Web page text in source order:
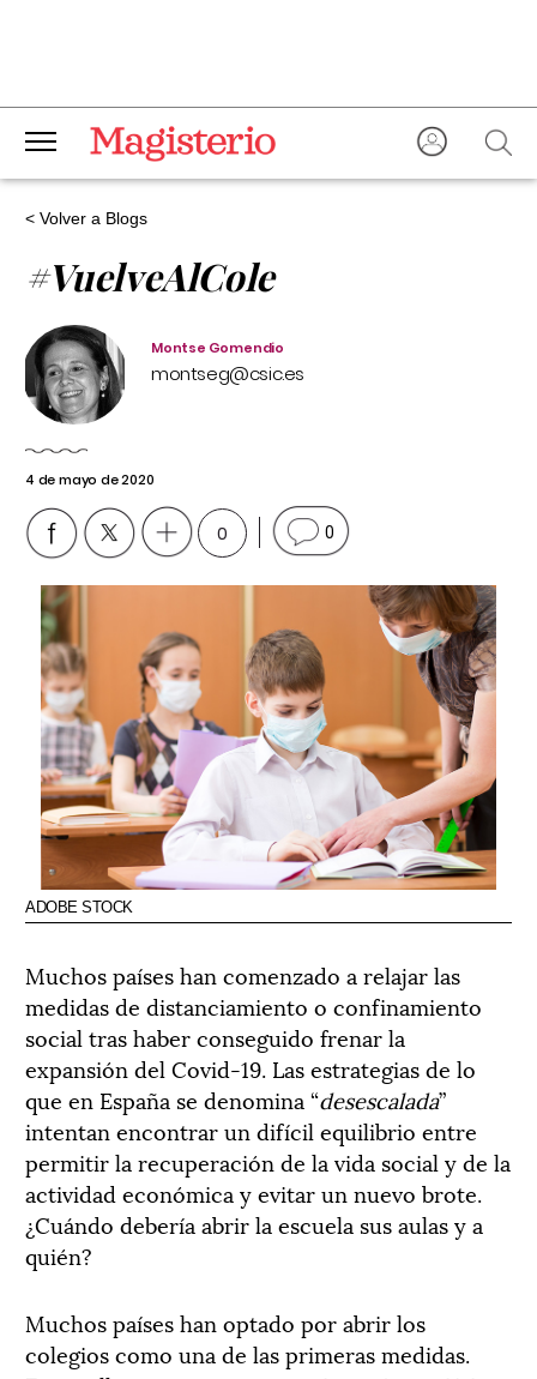
< Volver a Blogs
#VuelveAlCole
Montse Gomendio
montseg@csic.es
4 de mayo de 2020
0 0
ADOBE STOCK
Muchos países han comenzado a relajar las
medidas de distanciamiento o confinamiento
social tras haber conseguido frenar la
expansión del Covid-19. Las estrategias de lo
que en España se denomina “desescalada”
intentan encontrar un difícil equilibrio entre
permitir la recuperación de la vida social y de la
actividad económica y evitar un nuevo brote.
¿Cuándo debería abrir la escuela sus aulas y a
quién?
Muchos países han optado por abrir los
colegios como una de las primeras medidas.